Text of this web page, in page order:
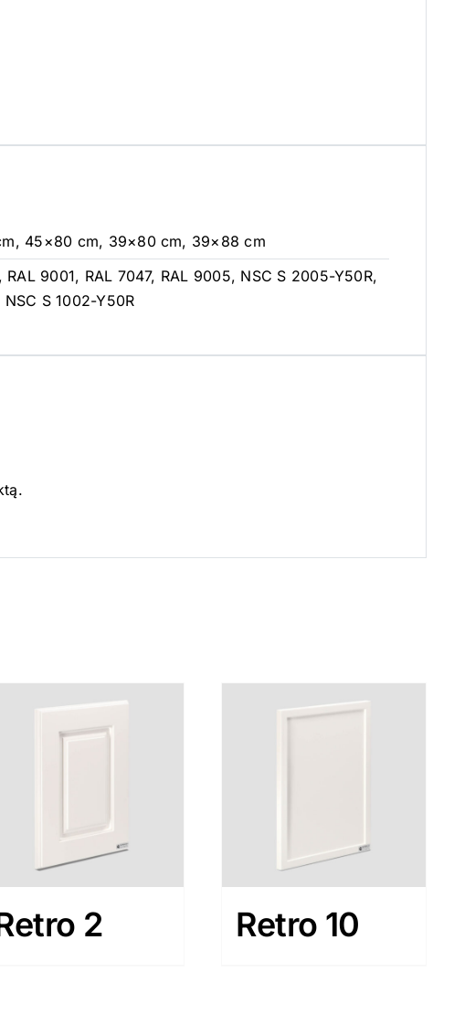
45×80 cm, 39×80 cm, 39×88 cm
9001, RAL 7047, RAL 9005, NSC S 2005-Y50R,
S 1002-Y50R
2 Retro 10